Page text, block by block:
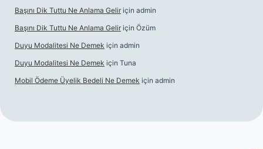
Başını Dik Tuttu Ne Anlama Gelir için admin
Başını Dik Tuttu Ne Anlama Gelir için Özüm
Duyu Modalitesi Ne Demek için admin
Duyu Modalitesi Ne Demek için Tuna
Mobil Ödeme Üyelik Bedeli Ne Demek için admin